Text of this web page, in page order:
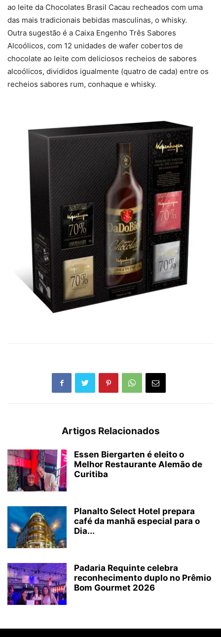
ao leite da Chocolates Brasil Cacau recheados com uma
das mais tradicionais bebidas masculinas, o whisky.
Outra sugestão é a Caixa Engenho Três Sabores
Alcoólicos, com 12 unidades de wafer cobertos de
chocolate ao leite com deliciosos recheios de sabores
alcoólicos, divididos igualmente (quatro de cada) entre os
recheios sabores rum, conhaque e whisky.
Artigos Relacionados
Essen Biergarten é eleito o
Melhor Restaurante Alemão de
Curitiba
Planalto Select Hotel prepara
café da manhã especial para o
Dia...
Padaria Requinte celebra
reconhecimento duplo no Prêmio
Bom Gourmet 2026